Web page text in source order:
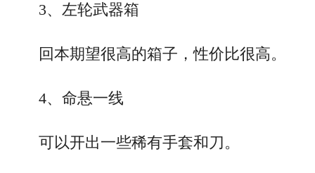
3、左轮武器箱
回本期望很高的箱子，性价比很高。
4、命悬一线
可以开出一些稀有手套和刀。